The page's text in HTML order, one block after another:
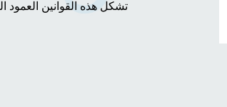
تشكل هذه القوانين العمود